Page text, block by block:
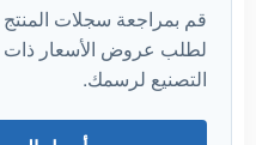
قم بمراجعة سجلات المنتج
لطلب عروض الأسعار ذات
التصنيع لرسمك.